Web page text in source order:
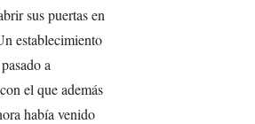
sus puertas en
establecimiento
a
el que además
había venido